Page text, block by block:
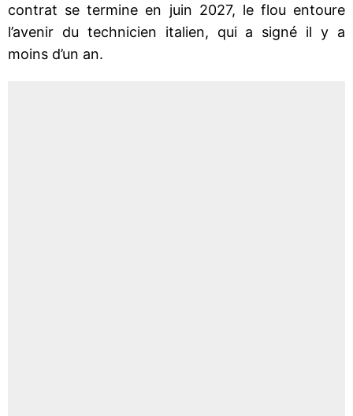
contrat se termine en juin 2027, le flou entoure
l’avenir du technicien italien, qui a signé il y a
moins d’un an.